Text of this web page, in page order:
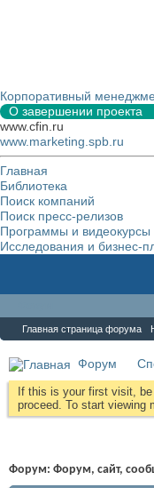
Корпоративный
О завершении проекта
www.cfin.ru
www.marketing.spb.ru
Главная
Библиотека
Поиск компаний
Поиск пресс-релизов
Программы и видеокурсы
Исследования и бизнес-
Главная страница форума
Форум
If this is your first visit,
proceed. To start viewing
Форум: Форум, сайт,